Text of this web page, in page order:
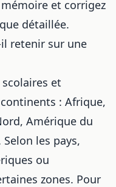
et corrigez
détaillée.
retenir sur une
et
: Afrique,
Amérique du
les pays,
ou
zones. Pour